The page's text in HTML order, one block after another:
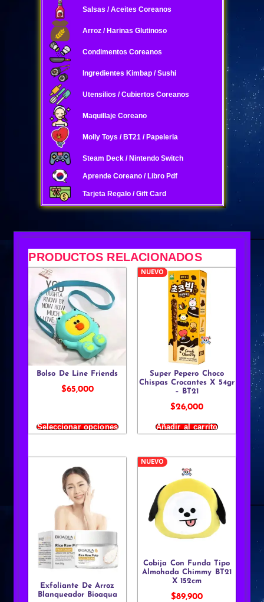
Salsas / Aceites Coreanos
Arroz / Harinas Glutinoso
Condimentos Coreanos
Ingredientes Kimbap / Sushi
Utensilios / Cubiertos Coreanos
Maquillaje Coreano
Molly Toys / BT21 / Papeleria
Steam Deck / Nintendo Switch
Aprende Coreano / Libro Pdf
Tarjeta Regalo / Gift Card
PRODUCTOS RELACIONADOS
Bolso De Line Friends
$65,000
Seleccionar opciones
NUEVO
Super Pepero Choco
Chispas Crocantes X 54gr
– BT21
$26,000
Añadir al carrito
Exfoliante De Arroz
Blanqueador Bioaqua
NUEVO
Cobija Con Funda Tipo
Almohada Chimmy BT21
X 152cm
$89,900